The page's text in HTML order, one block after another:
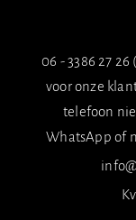
06 - 3386 27
voor onze
telefoon
WhatsApp of